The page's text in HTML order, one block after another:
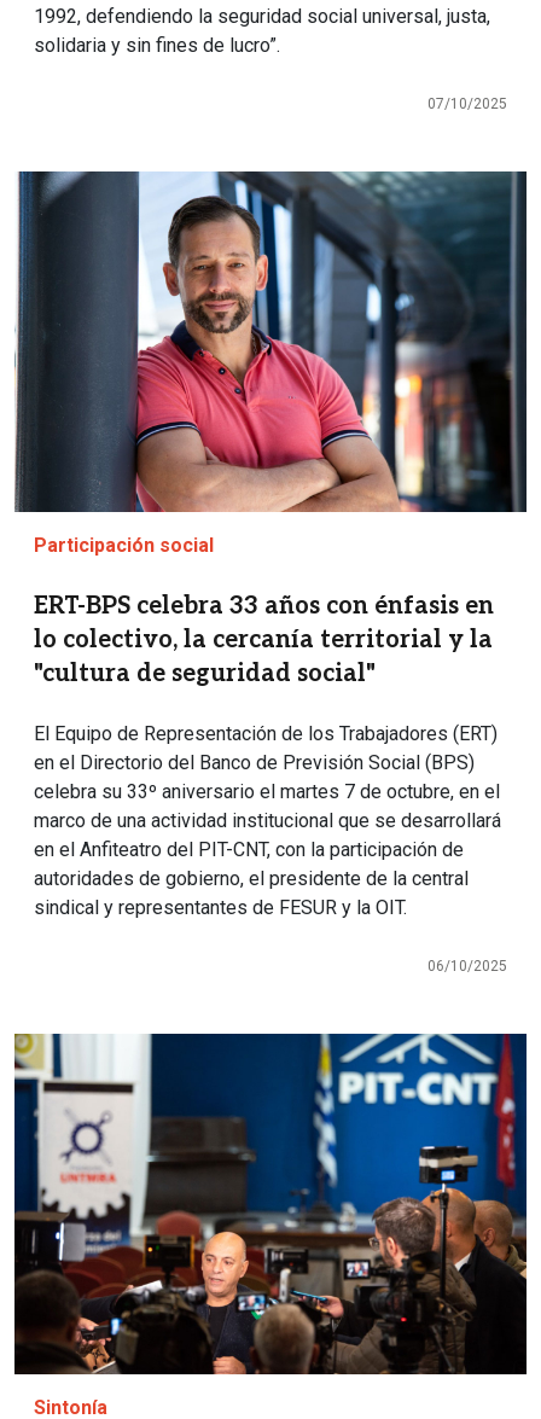
1992, defendiendo la seguridad social universal, justa,
solidaria y sin fines de lucro”.
07/10/2025
Imagen
Participación social
ERT-BPS celebra 33 años con énfasis en
lo colectivo, la cercanía territorial y la
"cultura de seguridad social"
El Equipo de Representación de los Trabajadores (ERT)
en el Directorio del Banco de Previsión Social (BPS)
celebra su 33º aniversario el martes 7 de octubre, en el
marco de una actividad institucional que se desarrollará
en el Anfiteatro del PIT-CNT, con la participación de
autoridades de gobierno, el presidente de la central
sindical y representantes de FESUR y la OIT.
06/10/2025
Imagen
Sintonía